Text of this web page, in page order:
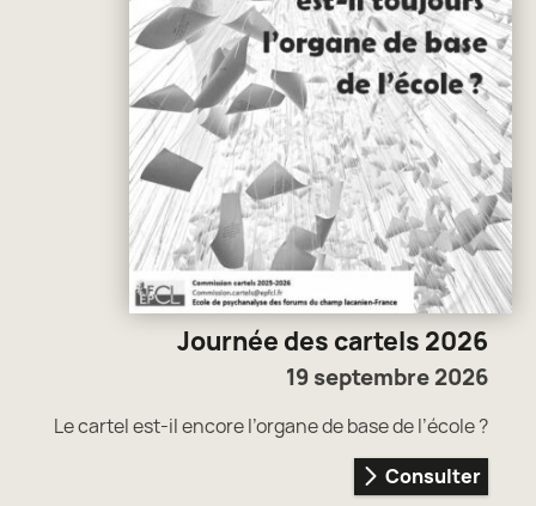
Journée des cartels 2026
19 septembre 2026
Le cartel est-il encore l’organe de base de l’école ?
Consulter